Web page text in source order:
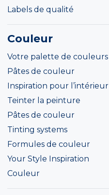
Labels de qualité
Couleur
Votre palette de couleurs
Pâtes de couleur
Inspiration pour l’intérieur
Teinter la peinture
Pâtes de couleur
Tinting systems
Formules de couleur
Your Style Inspiration
Couleur